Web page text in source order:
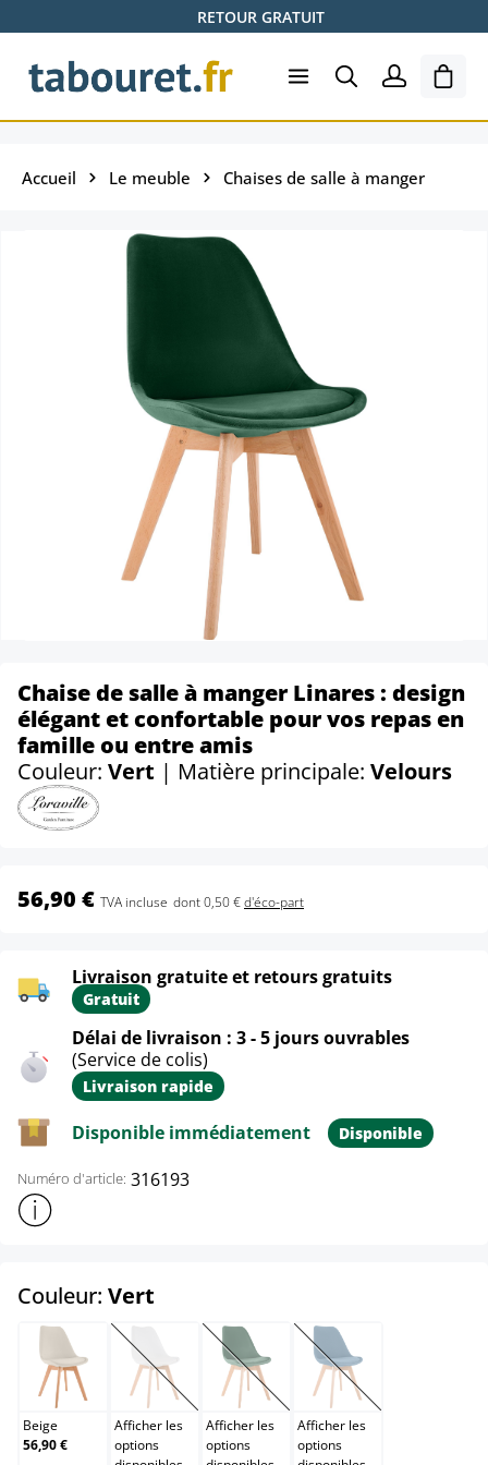
Passer au contenu principalRETOUR GRATUIT
Le
Accueil Le meuble Chaises de salle à manger
Chaise de salle à manger Linares : design
élégant et confortable pour vos repas en
famille ou entre amis
Couleur: Vert | Matière principale: Velours
56,90 € TVA incluse dont 0,50 €d'éco-part
Livraison gratuite et retours gratuits
Gratuit
Délai de livraison : 3 - 5 jours ouvrables
(Service de colis)
Livraison rapide
Disponible immédiatement Disponible
Numéro d'article: 316193
Afficher plus d'informations sur le produit
Couleur: Vert
Beige
Beige
56,90 €
Blanc
(Cette option n'est pas disponible pour le moment.)
Afficher les
options
Blanc / Blanc
(Cette option n'est pas disponible
Afficher les
options
Bleu
(Cette option n'est
Afficher les
options